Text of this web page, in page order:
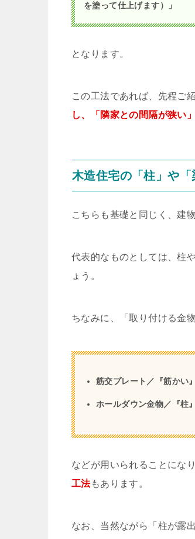
を塗って仕上げます）」
となります。
この工法であれば、先程ご
し、「隣家との間隔が狭い
木造住宅の「柱」や
こちらも基礎と同じく、建
代表的なものとしては、柱
ょう。
ちなみに、「取り付ける金
筋交プレート／『筋かい
ホールダウン金物／『柱
などが用いられることになり
工法もあります。
なお、当然ながら「柱が露